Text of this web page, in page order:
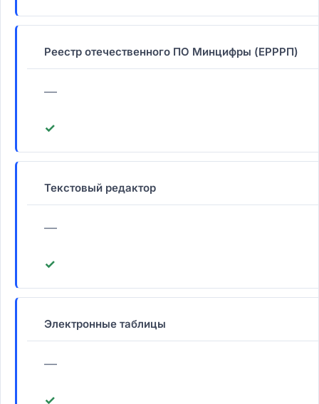
Реестр отечественного ПО Минцифры (ЕРРРП)
—
✓
Текстовый редактор
—
✓
Электронные таблицы
—
✓